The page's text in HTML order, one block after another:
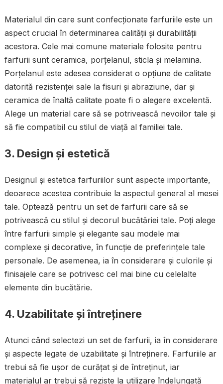
Materialul din care sunt confecționate farfuriile este un
aspect crucial în determinarea calității și durabilității
acestora. Cele mai comune materiale folosite pentru
farfurii sunt ceramica, porțelanul, sticla și melamina.
Porțelanul este adesea considerat o opțiune de calitate
datorită rezistenței sale la fisuri și abraziune, dar și
ceramica de înaltă calitate poate fi o alegere excelentă.
Alege un material care să se potrivească nevoilor tale și
să fie compatibil cu stilul de viață al familiei tale.
3. Design și estetică
Designul și estetica farfuriilor sunt aspecte importante,
deoarece acestea contribuie la aspectul general al mesei
tale. Optează pentru un set de farfurii care să se
potrivească cu stilul și decorul bucătăriei tale. Poți alege
între farfurii simple și elegante sau modele mai
complexe și decorative, în funcție de preferințele tale
personale. De asemenea, ia în considerare și culorile și
finisajele care se potrivesc cel mai bine cu celelalte
elemente din bucătărie.
4. Uzabilitate și întreținere
Atunci când selectezi un set de farfurii, ia în considerare
și aspecte legate de uzabilitate și întreținere. Farfuriile ar
trebui să fie ușor de curățat și de întreținut, iar
materialul ar trebui să reziste la utilizare îndelungată